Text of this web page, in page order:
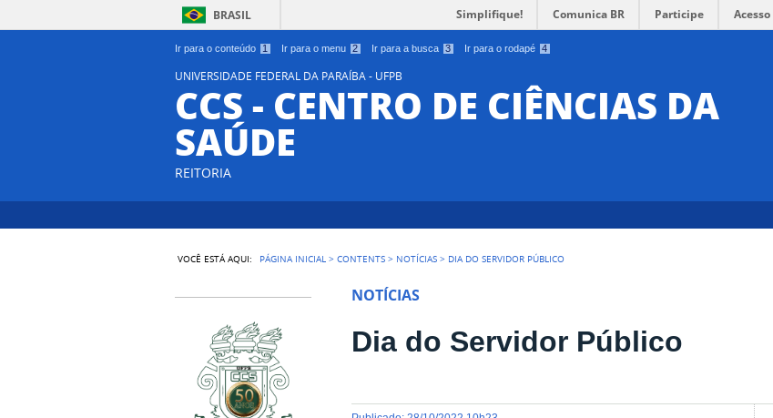
Ir para o conteúdo 1 Ir para o menu 2 Ir para a busca 3 Ir para o rodapé 4
BRASIL Simplifique! Comunica BR Participe
UNIVERSIDADE FEDERAL DA PARAÍBA - UFPB
CCS - CENTRO DE CIÊNCIAS DA
SAÚDE
REITORIA
VOCÊ ESTÁ AQUI: PÁGINA INICIAL >CONTENTS > NOTÍCIAS > DIA DO SERVIDOR PÚBLICO
NOTÍCIAS
Dia do Servidor Público